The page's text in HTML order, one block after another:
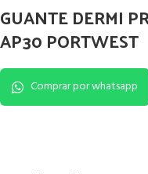
GUANTE DERMI
AP30 PORTWEST
Comprar por whatsapp